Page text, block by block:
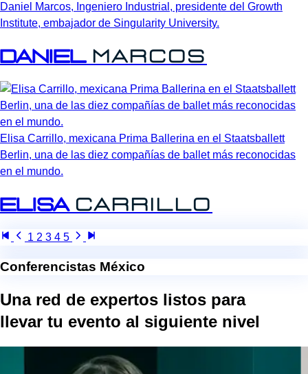
Daniel Marcos, Ingeniero Industrial, presidente del Growth
Institute, embajador de Singularity University.
Daniel Marcos
Elisa Carrillo, mexicana Prima Ballerina en el Staatsballett
Berlin, una de las diez compañías de ballet más reconocidas
en el mundo.
Elisa Carrillo
1 2 3 4 5
Conferencistas México
Una red de expertos listos para
llevar tu evento al siguiente nivel